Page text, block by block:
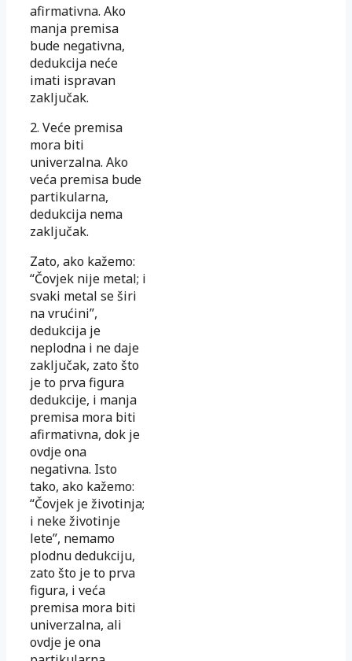
afirmativna. Ako
manja premisa
bude negativna,
dedukcija neće
imati ispravan
zaključak.
2. Veće premisa
mora biti
univerzalna. Ako
veća premisa bude
partikularna,
dedukcija nema
zaključak.
Zato, ako kažemo:
“Čovjek nije metal; i
svaki metal se širi
na vrućini”,
dedukcija je
neplodna i ne daje
zaključak, zato što
je to prva figura
dedukcije, i manja
premisa mora biti
afirmativna, dok je
ovdje ona
negativna. Isto
tako, ako kažemo:
“Čovjek je životinja;
i neke životinje
lete”, nemamo
plodnu dedukciju,
zato što je to prva
figura, i veća
premisa mora biti
univerzalna, ali
ovdje je ona